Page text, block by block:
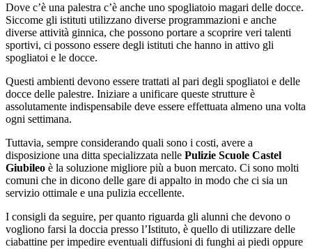
Dove c’è una palestra c’è anche uno spogliatoio magari delle docce.
Siccome gli istituti utilizzano diverse programmazioni e anche
diverse attività ginnica, che possono portare a scoprire veri talenti
sportivi, ci possono essere degli istituti che hanno in attivo gli
spogliatoi e le docce.
Questi ambienti devono essere trattati al pari degli spogliatoi e delle
docce delle palestre. Iniziare a unificare queste strutture è
assolutamente indispensabile deve essere effettuata almeno una volta
ogni settimana.
Tuttavia, sempre considerando quali sono i costi, avere a
disposizione una ditta specializzata nelle Pulizie Scuole Castel
Giubileo è la soluzione migliore più a buon mercato. Ci sono molti
comuni che in dicono delle gare di appalto in modo che ci sia un
servizio ottimale e una pulizia eccellente.
I consigli da seguire, per quanto riguarda gli alunni che devono o
vogliono farsi la doccia presso l’Istituto, è quello di utilizzare delle
ciabattine per impedire eventuali diffusioni di funghi ai piedi oppure